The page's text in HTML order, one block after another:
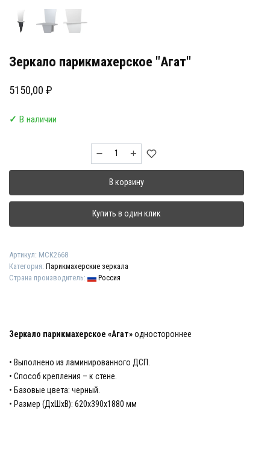
Зеркало парикмахерское "Агат"
5150,00 ₽
✓ В наличии
Количество
товара
парикмахерское
"Агат"
В корзину
Купить в один клик
Артикул: МСК2668
Категория: Парикмахерские зеркала
Страна производитель:
Россия
Зеркало парикмахерское «Агат»одностороннее
• Выполнено из ламинированного ДСП.
• Способ крепления – к стене.
• Базовые цвета: черный.
• Размер (ДхШхВ): 620х390х1880 мм